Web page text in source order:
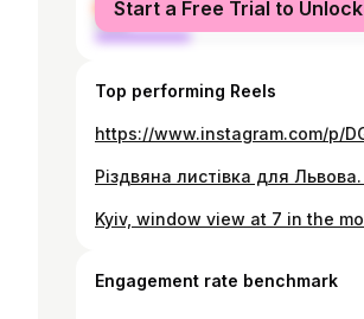
male
Start a Free Trial to Unlock
Top performing Reels
Engagement rate benchmark